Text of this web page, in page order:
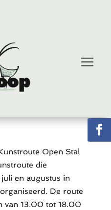
Open Stal
die
en augustus in
De route
van 13.00 tot 18.00